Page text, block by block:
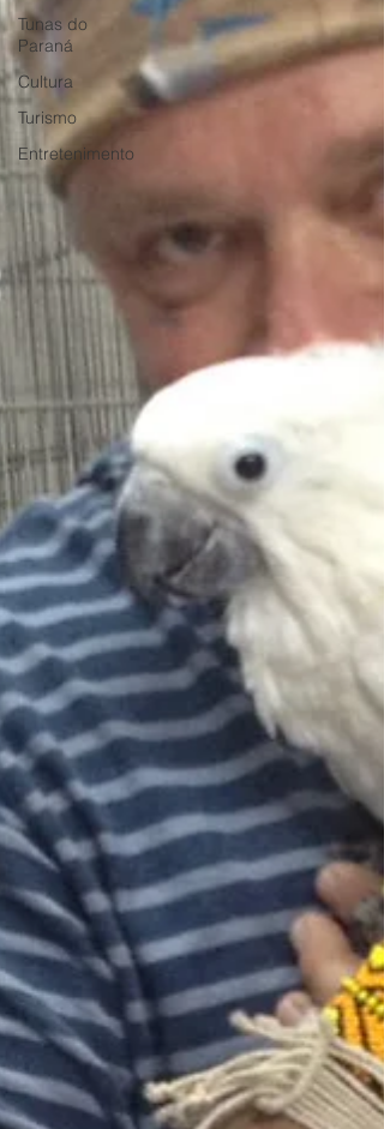
Tunas do
Paraná
Cultura
Turismo
Entretenimento